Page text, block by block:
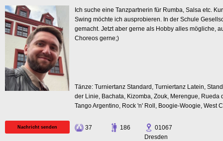
Ich suche eine Tanzpartnerin für Rumba, Salsa etc.
Swing möchte ich ausprobieren. In der Schule
gemacht. Jetzt aber gerne als Hobby alles mögliche,
Choreos gerne;)
Tänze: Turniertanz Standard, Turniertanz Latein,
der Linie, Bachata, Kizomba, Zouk, Merengue, Rueda
Tango Argentino, Rock 'n' Roll, Boogie-Woogie, West
Nachricht senden 37 186
01067
Dresden